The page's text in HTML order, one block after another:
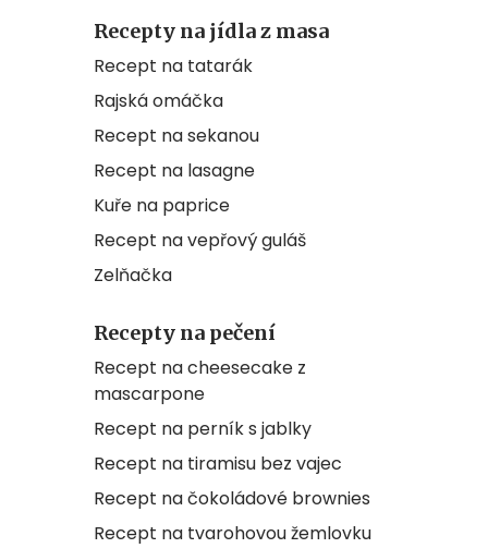
Recepty na jídla z masa
Recept na tatarák
Rajská omáčka
Recept na sekanou
Recept na lasagne
Kuře na paprice
Recept na vepřový guláš
Zelňačka
Recepty na pečení
Recept na cheesecake z
mascarpone
Recept na perník s jablky
Recept na tiramisu bez vajec
Recept na čokoládové brownies
Recept na tvarohovou žemlovku